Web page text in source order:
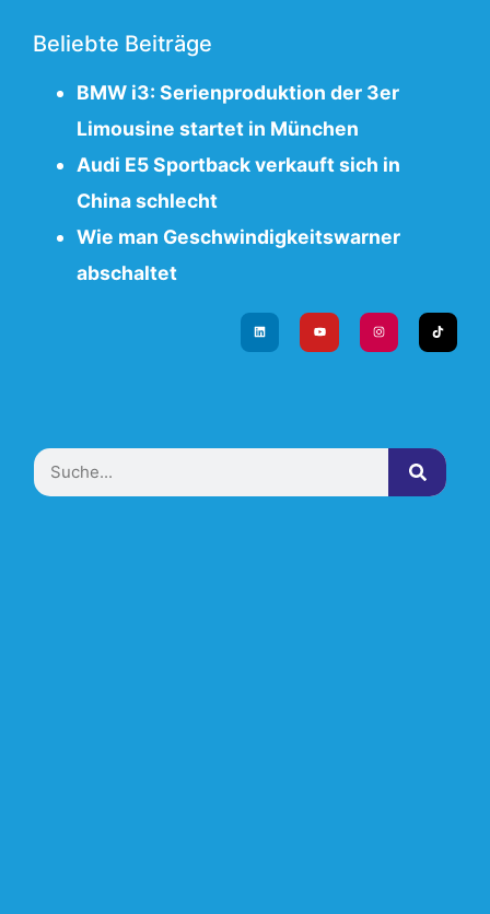
Beliebte Beiträge
BMW i3: Serienproduktion der 3er
Limousine startet in München
Audi E5 Sportback verkauft sich in
China schlecht
Wie man Geschwindigkeitswarner
abschaltet